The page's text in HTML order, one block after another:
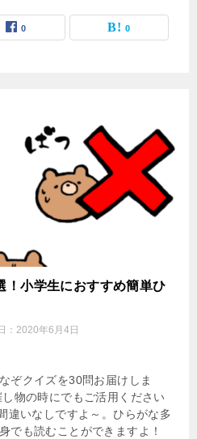
0 0
！小学生におすすめ簡単ひ
： 2020年6月4日
ぞクイズを30問お届けしま
物の時にでもご活用ください
違いなしですよ～。ひらがな多
でも読むことができますよ！